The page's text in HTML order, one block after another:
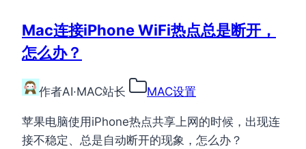
Mac连接iPhone WiFi热点总是断开，
怎么办？
作者AI·MAC站长 MAC设置
苹果电脑使用iPhone热点共享上网的时候，出现连
接不稳定、总是自动断开的现象，怎么办？